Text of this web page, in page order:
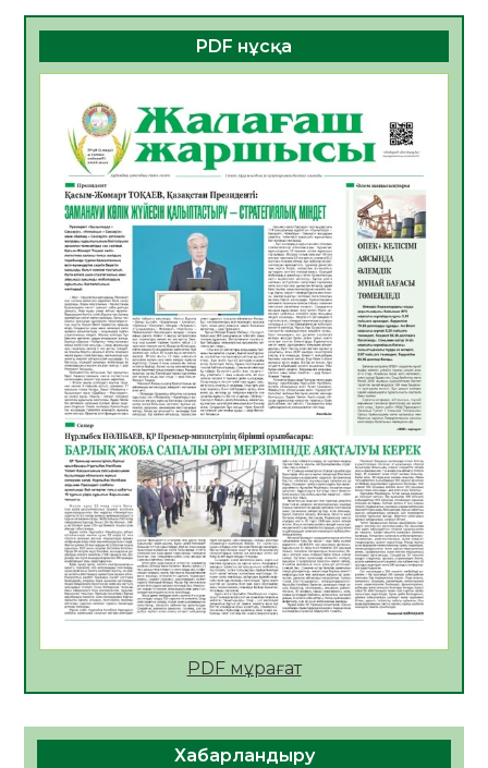
06.08.2026
50 0
ҚҰРЫЛТАЙ САЙЛАУЫ – БОЛАШАҚҚА
БАСТАР ЖАУАПТЫ ТАҢДАУ
06.08.2026
Инфекциялық ауруларға қарсы иммундау
жұмыстарының тиімділігі
06.08.2026
54
Көкжөтел ауруы туралы
06.08.2026
52
АПВ вакцинасы туралы мәлімет
06.08.2026
51
Open Air: Қызылорда облысы полиция
департаменті 20 мыңнан астам
көрерменнің қауіпсіздігін қамтамасыз етті
06.08.2026
63
ҚЫЗЫЛОРДАДА «САНАЛЫ ҰРПАҚ –
ЖАРҚЫН БОЛАШАҚ» АТТЫ КЕҢЕЙТІЛГЕН
МӘЖІЛІС ӨТТІ
05.08.2026
64
Қазақстан Орталық Азиядағы көшуге ең
азаматтың міндеті
PDF нұсқа
PDF мұрағат
Хабарландыру